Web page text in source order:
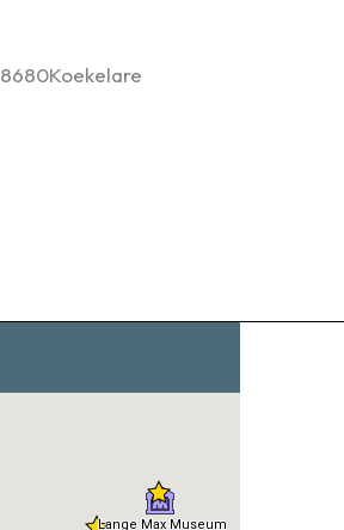
8680Koekelare